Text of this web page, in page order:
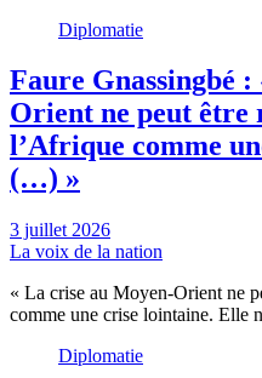
Diplomatie
Faure Gnassingbé
Orient ne peut être
l’Afrique comme
(…) »
3 juillet 2026
La voix de la nation
« La crise au Moyen-Orient ne
comme une crise lointaine. Elle
Diplomatie